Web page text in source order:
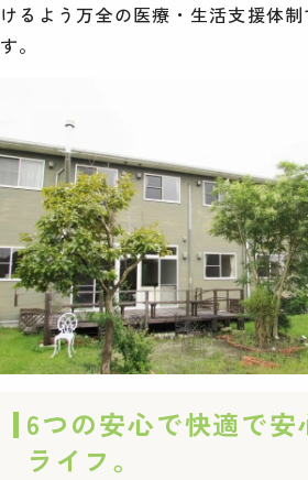
けるよう万全の医療・生活支援体
す。
6つの安心で快適で安
ライフ。